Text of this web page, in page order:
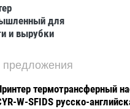
для
и вырубки
Sign and Label
– CYRILLIC.
предложения
термотрансферный
W-SFIDS русско-